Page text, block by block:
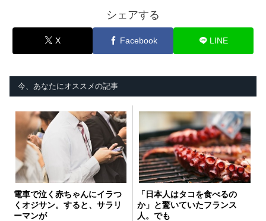
シェアする
X Facebook LINE
今、あなたにオススメの記事
電車で泣く赤ちゃんにイラつ
くオジサン。すると、サラリ
ーマンが
「日本人はタコを食べるの
か」と驚いていたフランス
人。でも